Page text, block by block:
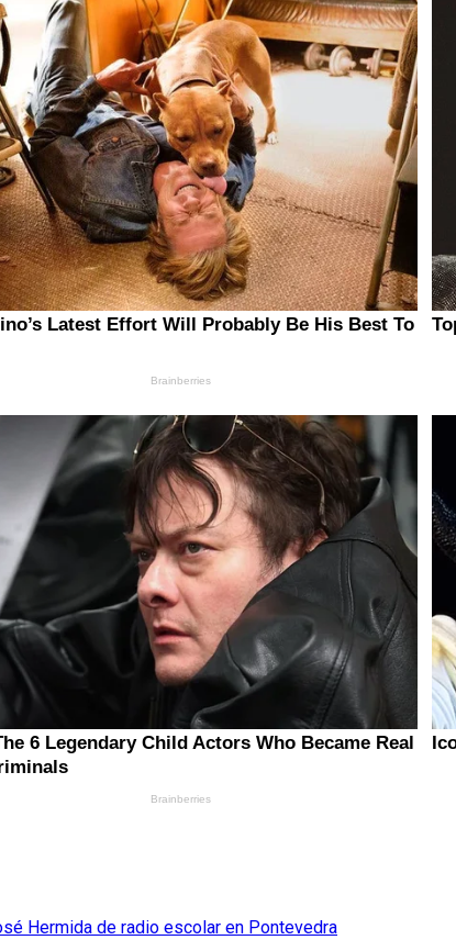
Hermida de radio escolar en Pontevedra